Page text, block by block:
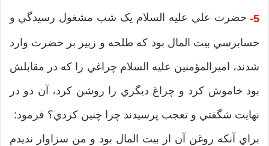
5- حضرت علي عليه السلام يک شب مشغول رسيدگي و
حسابرسي بيت المال بود که طلحه و زبير بر حضرت وارد
شدند، اميرالمؤمنين عليه السلام چراغي را که در مقابلش
بود خاموش کرد و چراغ ديگري را روشن کرد، آن دو در
نهايت شگفتي و تعجب پرسيدند چرا چنين کردي؟ فرمود:
براي آنکه روغن آن از بيت المال بود و من سزاوار نديدم